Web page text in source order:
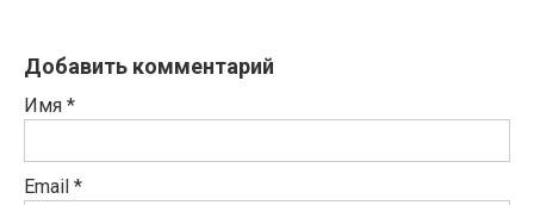
Добавить комментарий
Имя *
Email *